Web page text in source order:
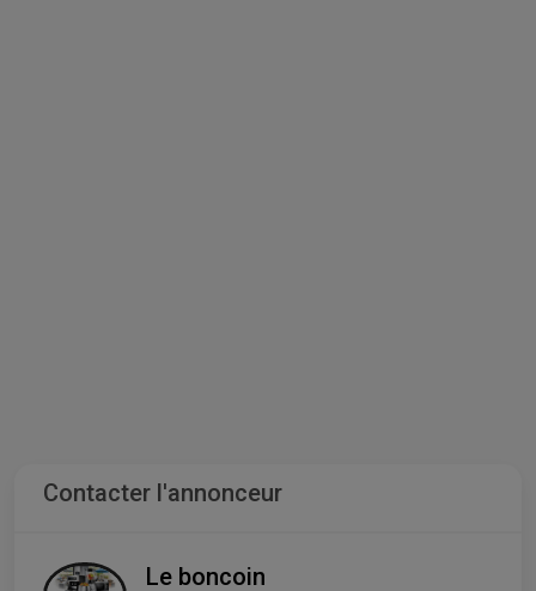
Contacter l'annonceur
Le boncoin